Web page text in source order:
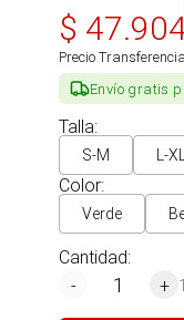
$
Precio
Envío gratis
Talla:
S-M L-
Color:
Verde
Cantidad:
-
+